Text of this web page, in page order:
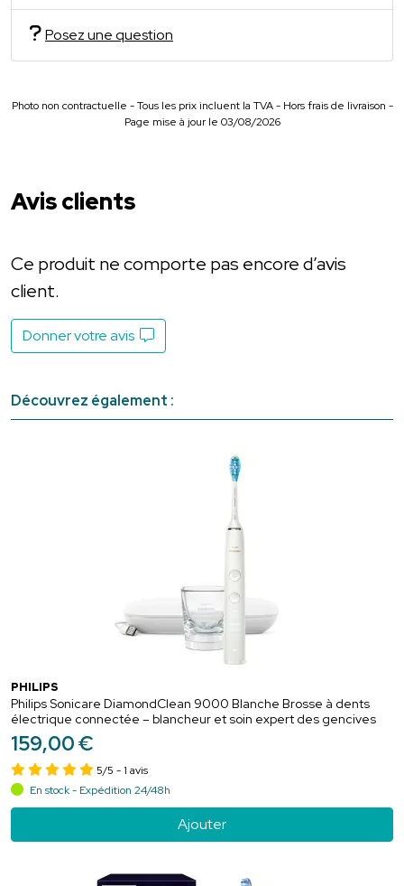
Posez une question
Photo non contractuelle - Tous les prix incluent la TVA - Hors frais de livraison -
Page mise à jour le 03/08/2026
Avis clients
Ce produit ne comporte pas encore d’avis
client.
Donner votre avis
Découvrez également :
PHILIPS
Philips Sonicare DiamondClean 9000 Blanche Brosse à dents
électrique connectée – blancheur et soin expert des gencives
159,00€
5/5 - 1 avis
En stock - Expédition 24/48h
Ajouter